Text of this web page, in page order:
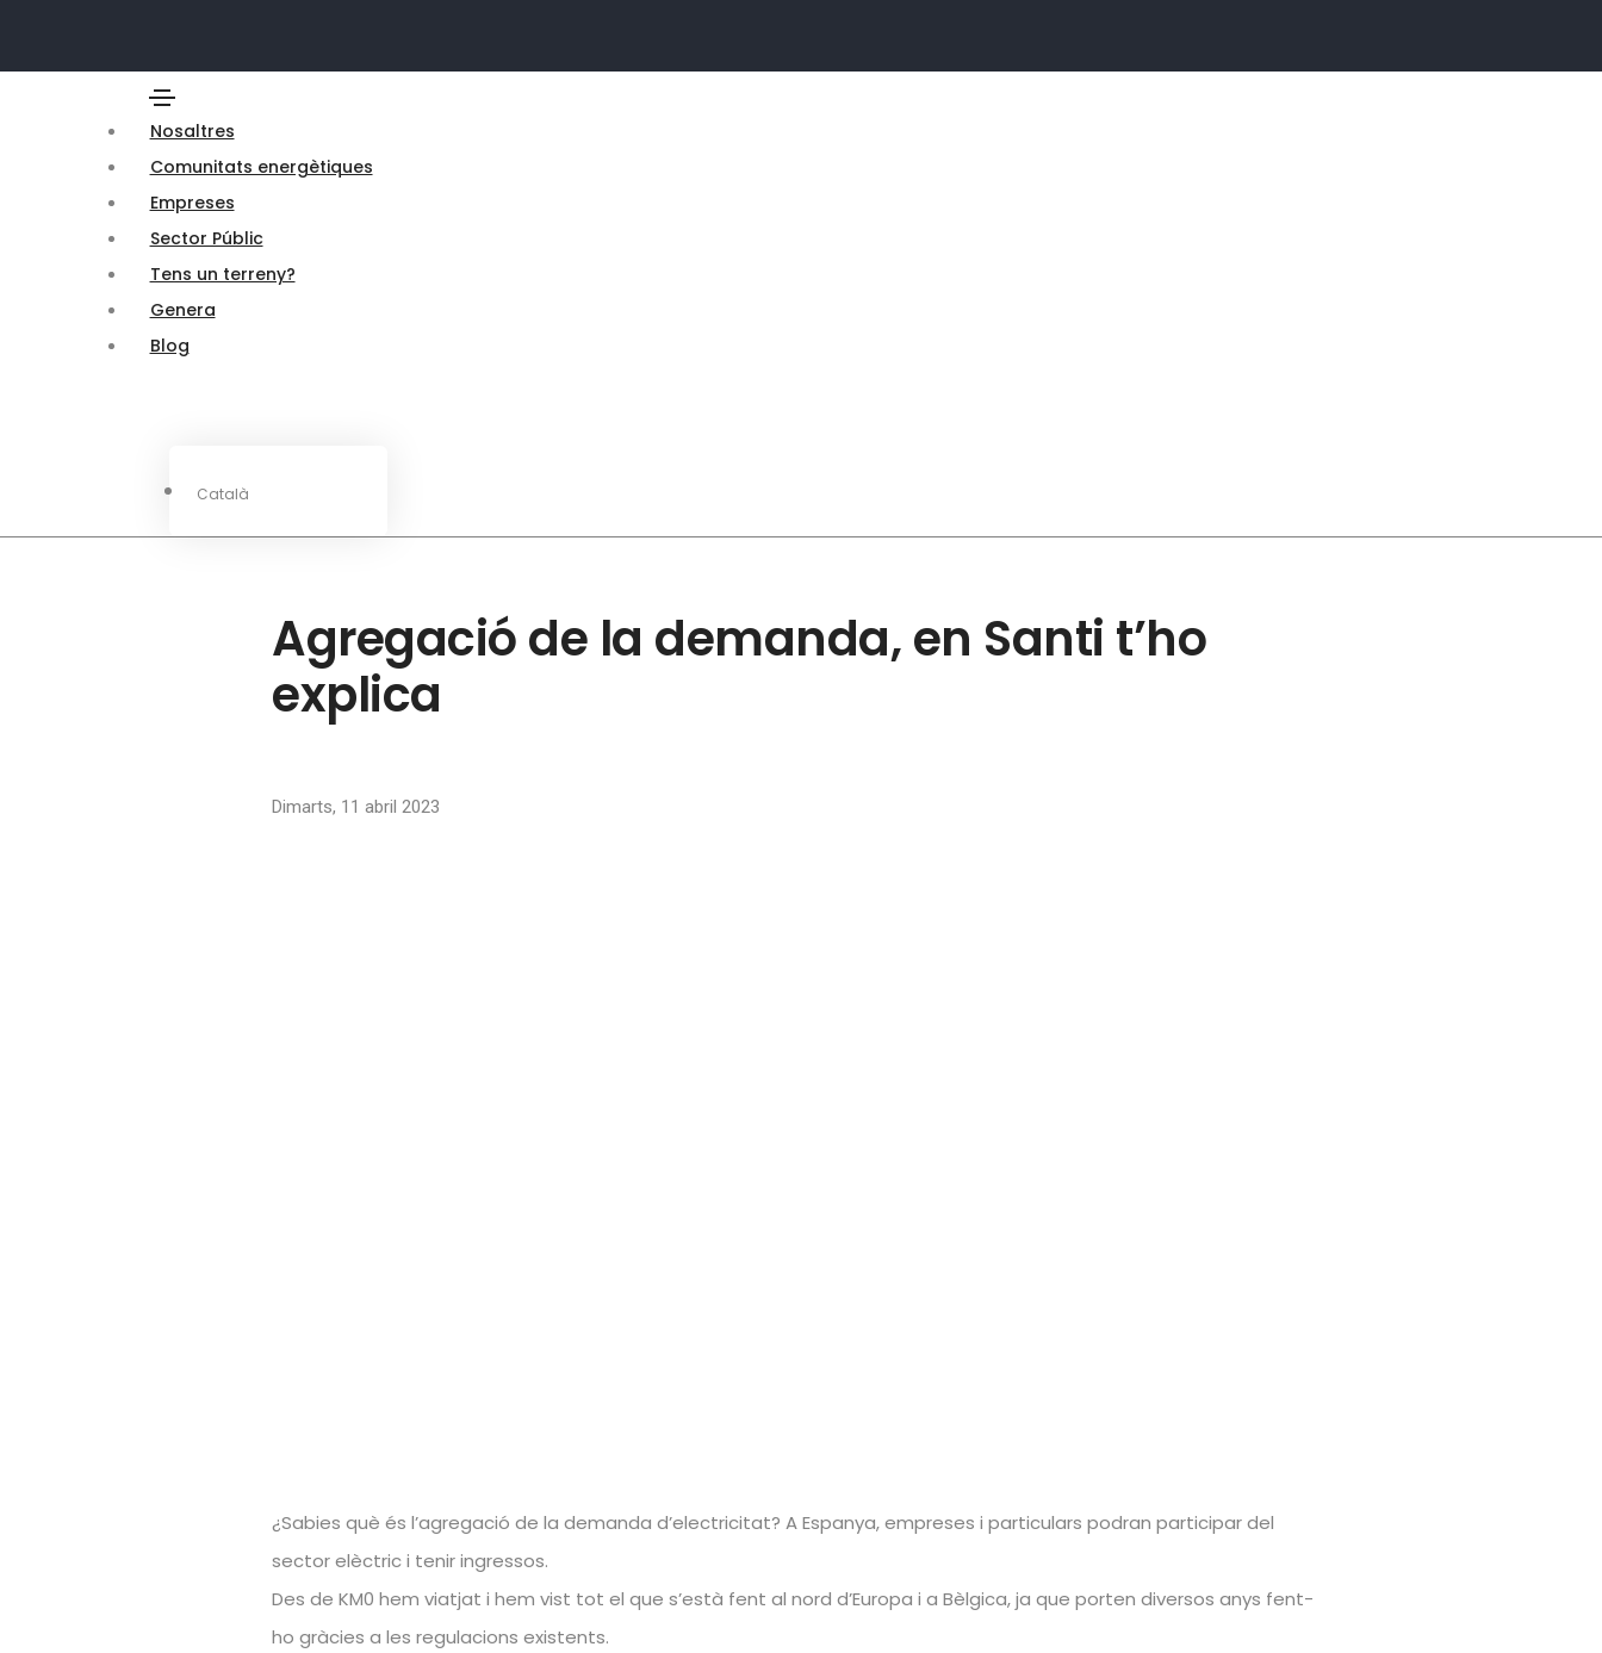
Nosaltres
Comunitats energètiques
Empreses
Sector Públic
Tens un terreny?
Genera
Blog
Català
Agregació de la demanda, en Santi t’ho
explica
Dimarts, 11 abril 2023
¿Sabies què és l’agregació de la demanda d’electricitat? A Espanya, empreses i particulars podran participar del
sector elèctric i tenir ingressos.
Des de KM0 hem viatjat i hem vist tot el que s’està fent al nord d’Europa i a Bèlgica, ja que porten diversos anys fent-
ho gràcies a les regulacions existents.